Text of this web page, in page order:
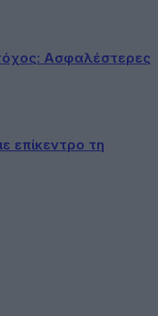
Ασφαλέστερες
επίκεντρο τη